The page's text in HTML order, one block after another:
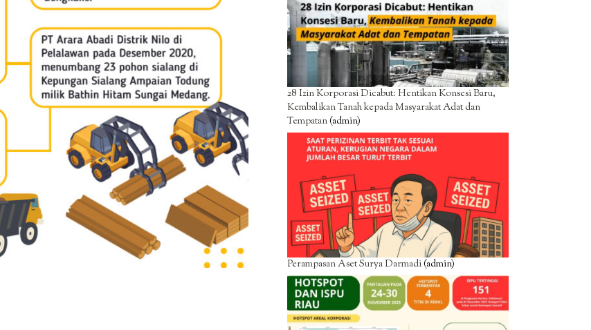
28 Izin Korporasi Dicabut: Hentikan Konsesi Baru,
Kembalikan Tanah kepada Masyarakat Adat dan
Tempatan(admin)
Perampasan Aset Surya Darmadi(admin)